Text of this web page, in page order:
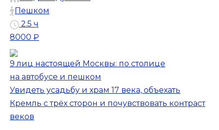
Пешком
2.5 ч
8000 ₽
9 лиц настоящей Москвы: по столице
на автобусе и пешком
Увидеть усадьбу и храм 17 века, объехать
Кремль с трёх сторон и почувствовать контраст
веков